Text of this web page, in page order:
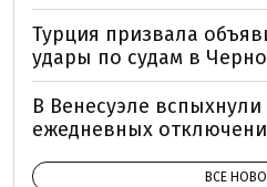
Турция призвала
удары по судам в
В Венесуэле
ежедневных
ВСЕ